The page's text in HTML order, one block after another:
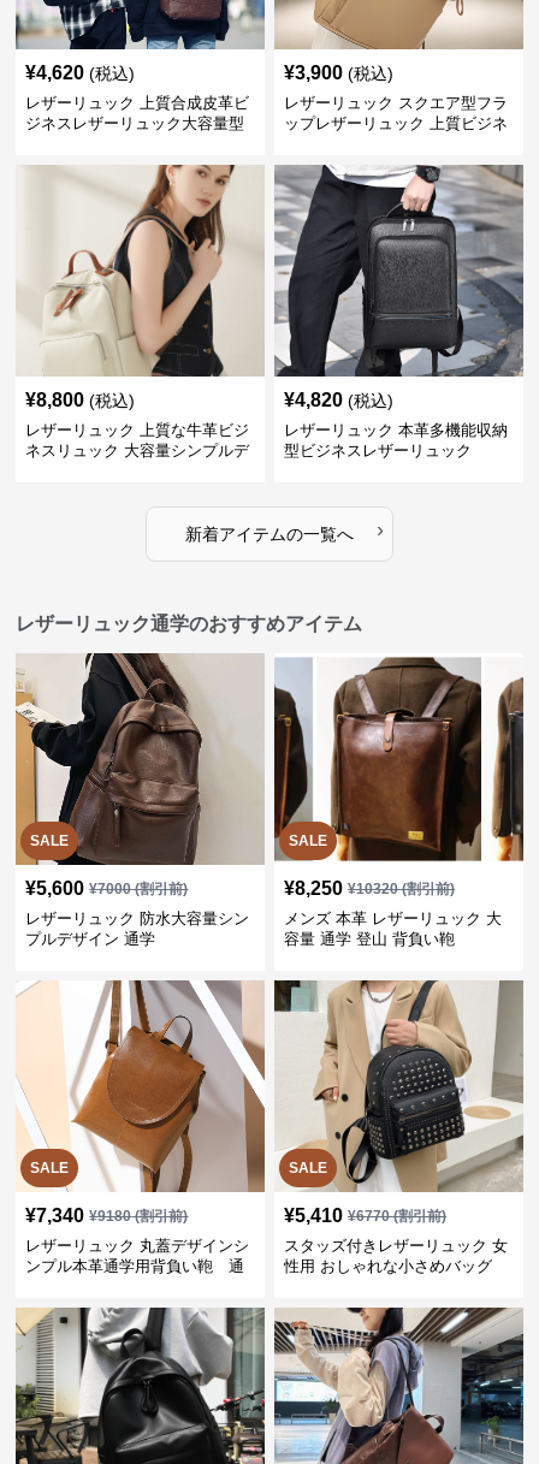
¥4,620 (税込)
レザーリュック 上質合成皮革ビ
ジネスレザーリュック大容量型
¥3,900 (税込)
レザーリュック スクエア型フラ
ップレザーリュック 上質ビジネ
¥8,800 (税込)
レザーリュック 上質な牛革ビジ
ネスリュック 大容量シンプルデ
¥4,820 (税込)
レザーリュック 本革多機能収納
型ビジネスレザーリュック
新着アイテムの一覧へ ›
レザーリュック通学のおすすめアイテム
SALE
¥5,600 ¥7000(割引前)
レザーリュック 防水大容量シン
プルデザイン 通学
SALE
¥8,250 ¥10320(割引前)
メンズ 本革 レザーリュック 大
容量 通学 登山 背負い鞄
SALE
¥7,340 ¥9180(割引前)
レザーリュック 丸蓋デザインシ
ンプル本革通学用背負い鞄 通
SALE
¥5,410 ¥6770(割引前)
スタッズ付きレザーリュック 女
性用 おしゃれな小さめバッグ